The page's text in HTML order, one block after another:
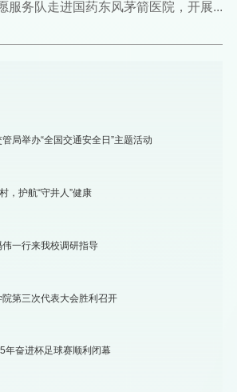
服务队走进国药东风茅箭医院，开展...
局举办“全国交通安全日”主题活动
，护航“守井人”健康
一行来我校调研指导
第三次代表大会胜利召开
年奋进杯足球赛顺利闭幕